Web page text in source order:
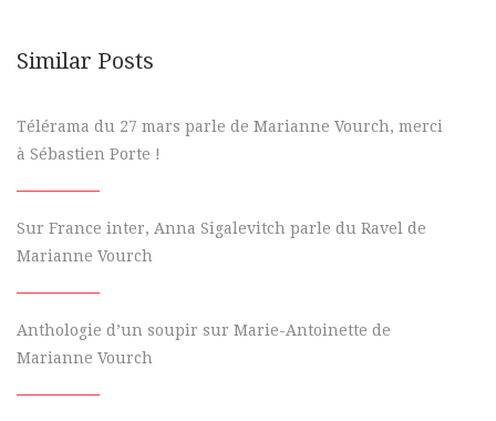
Similar Posts
Télérama du 27 mars parle de Marianne Vourch, merci
à Sébastien Porte !
Sur France inter, Anna Sigalevitch parle du Ravel de
Marianne Vourch
Anthologie d’un soupir sur Marie-Antoinette de
Marianne Vourch